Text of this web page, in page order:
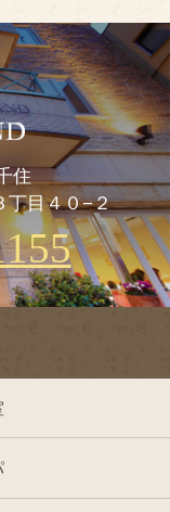
千住
丁目４０−２